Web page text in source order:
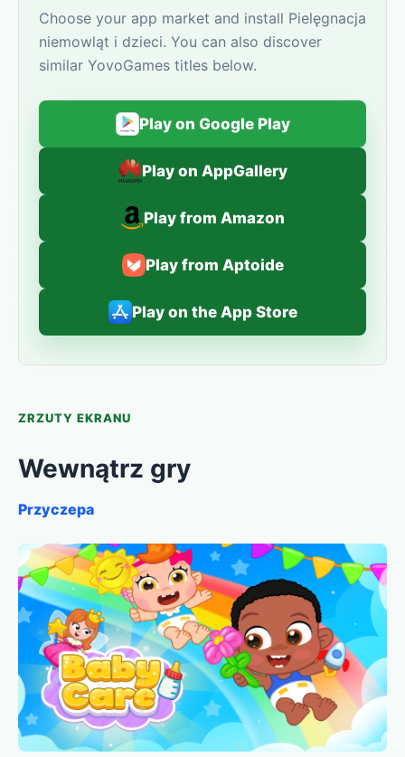
Choose your app market and install Pielęgnacja
niemowląt i dzieci. You can also discover
similar YovoGames titles below.
Play on Google Play
Play on AppGallery
Play from Amazon
Play from Aptoide
Play on the App Store
ZRZUTY EKRANU
Wewnątrz gry
Przyczepa